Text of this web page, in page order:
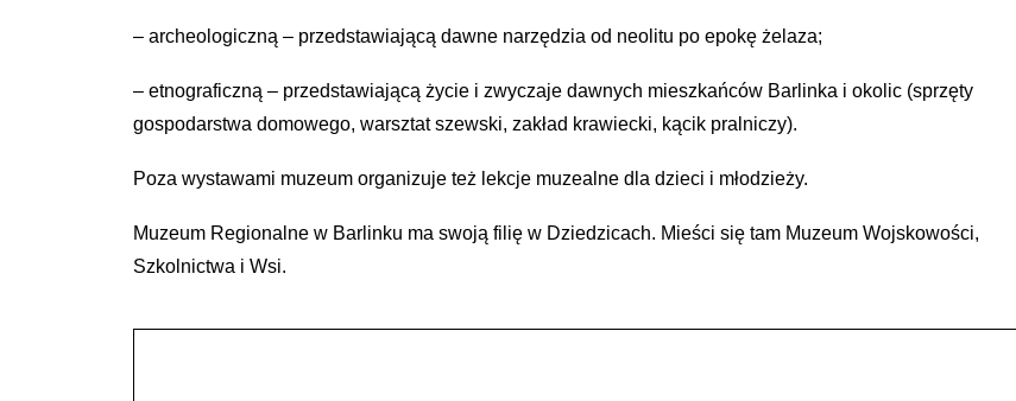
– archeologiczną – przedstawiającą dawne narzędzia od neolitu po epokę żelaza;
– etnograficzną – przedstawiającą życie i zwyczaje dawnych mieszkańców Barlinka i okolic (sprzęty
gospodarstwa domowego, warsztat szewski, zakład krawiecki, kącik pralniczy).
Poza wystawami muzeum organizuje też lekcje muzealne dla dzieci i młodzieży.
Muzeum Regionalne w Barlinku ma swoją filię w Dziedzicach. Mieści się tam Muzeum Wojskowości,
Szkolnictwa i Wsi.